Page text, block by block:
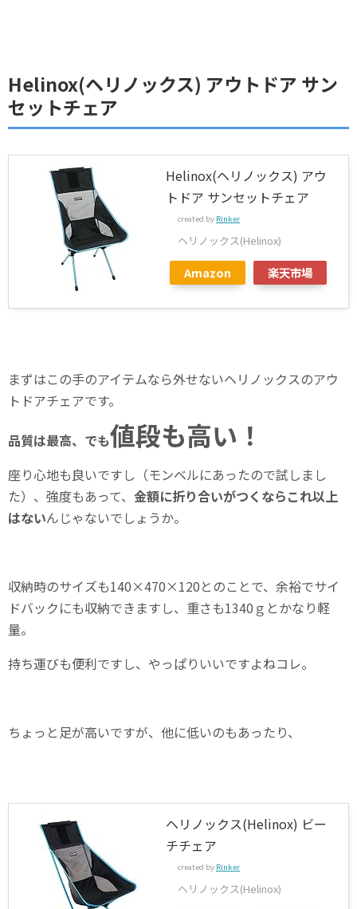
Helinox(ヘリノックス) アウトドア サン
セットチェア
Helinox(ヘリノックス) アウ
トドア サンセットチェア
created by Rinker
ヘリノックス(Helinox)
Amazon 楽天市場
まずはこの手のアイテムなら外せないヘリノックスのアウ
トドアチェアです。
品質は最高、でも値段も高い！
座り心地も良いですし（モンベルにあったので試しまし
た）、強度もあって、 金額に折り合いがつくならこれ以上
はないんじゃないでしょうか。
収納時のサイズも140×470×120とのことで、余裕でサイ
ドバックにも収納できますし、重さも1340ｇとかなり軽
量。
持ち運びも便利ですし、やっぱりいいですよねコレ。
ちょっと足が高いですが、他に低いのもあったり、
ヘリノックス(Helinox) ビー
チチェア
created by Rinker
ヘリノックス(Helinox)